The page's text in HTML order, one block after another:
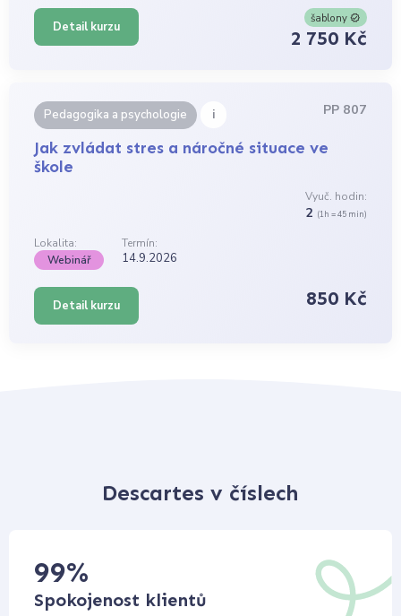
Detail kurzu
šablony
2 750 Kč
Pedagogika a psychologie i PP 807
Jak zvládat stres a náročné situace ve
škole
Vyuč. hodin:
2 (1h = 45 min)
Lokalita:
Termín:
Webinář
14.9.2026
Detail kurzu 850 Kč
Descartes v číslech
99%
Spokojenost klientů